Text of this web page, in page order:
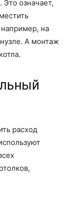
Это означает,
на
А монтаж
расход